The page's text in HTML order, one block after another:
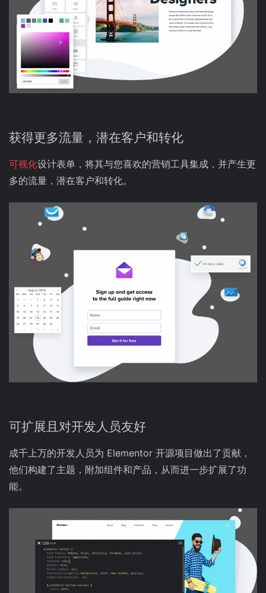
获得更多流量，潜在客户和转化
可视化设计表单，将其与您喜欢的营销工具集成，并产生更
多的流量，潜在客户和转化。
可扩展且对开发人员友好
成千上万的开发人员为 Elementor 开源项目做出了贡献，
他们构建了主题，附加组件和产品，从而进一步扩展了功
能。